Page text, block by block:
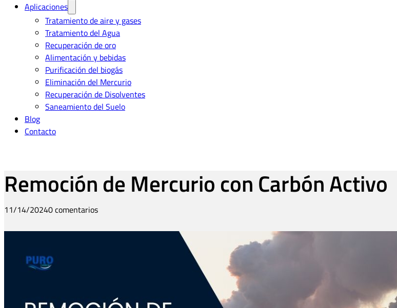
Aplicaciones
Tratamiento de aire y gases
Tratamiento del Agua
Recuperación de oro
Alimentación y bebidas
Purificación del biogás
Eliminación del Mercurio
Recuperación de Disolventes
Saneamiento del Suelo
Blog
Contacto
Remoción de Mercurio con Carbón Activo
11/14/20240 comentarios